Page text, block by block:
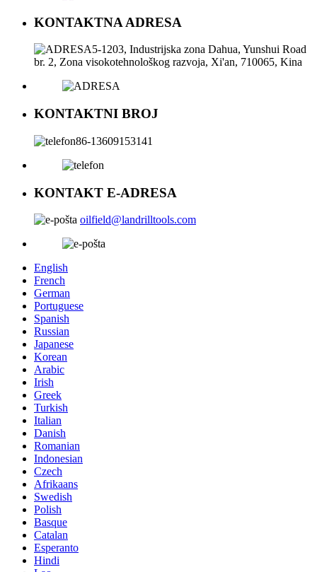
KONTAKTNA ADRESA
5-1203, Industrijska zona Dahua, Yunshui Road
br. 2, Zona visokotehnološkog razvoja, Xi'an, 710065, Kina
KONTAKTNI BROJ
86-13609153141
KONTAKT E-ADRESA
oilfield@landrilltools.com
English
French
German
Portuguese
Spanish
Russian
Japanese
Korean
Arabic
Irish
Greek
Turkish
Italian
Danish
Romanian
Indonesian
Czech
Afrikaans
Swedish
Polish
Basque
Catalan
Esperanto
Hindi